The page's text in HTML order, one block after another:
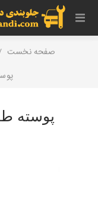
صفحه نخست
پوسته